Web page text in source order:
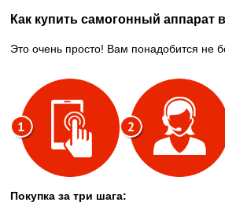
Как купить самогонный аппарат
Это очень просто! Вам понадобится не
Покупка за три шага: